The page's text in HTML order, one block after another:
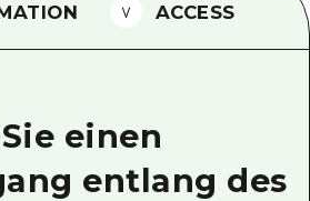
Download
ACCESS
einen
entlang des